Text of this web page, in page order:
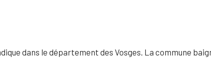
dans le département des Vosges. La commune